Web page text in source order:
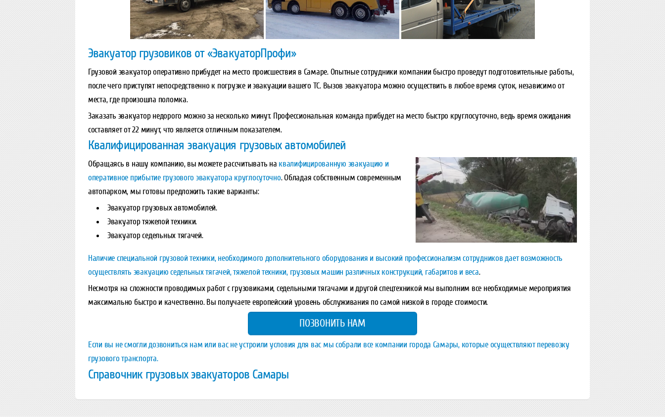
Эвакуатор грузовиков от «ЭвакуаторПрофи»
Грузовой эвакуатор оперативно прибудет на место происшествия в Самаре. Опытные сотрудники компании быстро проведут подготовительные работы,
после чего приступят непосредственно к погрузке и эвакуации вашего ТС. Вызов эвакуатора можно осуществить в любое время суток, независимо от
места, где произошла поломка.
Заказать эвакуатор недорого можно за несколько минут. Профессиональная команда прибудет на место быстро круглосуточно, ведь время ожидания
составляет от 22 минут, что является отличным показателем.
Квалифицированная эвакуация грузовых автомобилей
Обращаясь в нашу компанию, вы можете рассчитывать на квалифицированную эвакуацию и
оперативное прибытие грузового эвакуатора круглосуточно. Обладая собственным современным
автопарком, мы готовы предложить такие варианты:
Эвакуатор грузовых автомобилей.
Эвакуатор тяжелой техники.
Эвакуатор седельных тягачей.
Наличие специальной грузовой техники, необходимого дополнительного оборудования и высокий профессионализм сотрудников дает возможность
осуществлять эвакуацию седельных тягачей, тяжелой техники, грузовых машин различных конструкций, габаритов и веса.
Несмотря на сложности проводимых работ с грузовиками, седельными тягачами и другой спецтехникой мы выполним все необходимые мероприятия
максимально быстро и качественно. Вы получаете европейский уровень обслуживания по самой низкой в городе стоимости.
ПОЗВОНИТЬ НАМ
Если вы не смогли дозвониться нам или вас не устроили условия для вас мы собрали все компании города Самары, которые осуществляют перевозку
грузового транспорта.
Справочник грузовых эвакуаторов Самары